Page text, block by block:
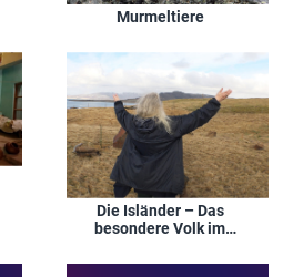
Murmeltiere
Die Isländer – Das
besondere Volk im